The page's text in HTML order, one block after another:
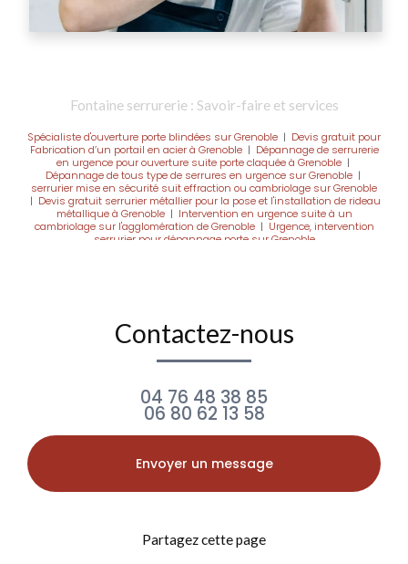
Fontaine serrurerie : Savoir-faire et services
Spécialiste d'ouverture porte blindées sur Grenoble | Devis gratuit pour
Fabrication d’un portail en acier à Grenoble| Dépannage de serrurerie
en urgence pour ouverture suite porte claquée à Grenoble|
Dépannage de tous type de serrures en urgence sur Grenoble|
serrurier mise en sécurité suit effraction ou cambriolage sur Grenoble
| Devis gratuit serrurier métallier pour la pose et l'installation de rideau
métallique à Grenoble| Intervention en urgence suite à un
cambriolage sur l'agglomération de Grenoble| Urgence, intervention
serrurier pour dépannage porte sur Grenoble
Contactez-nous
04 76 48 38 85
06 80 62 13 58
Envoyer un message
Partagez cette page